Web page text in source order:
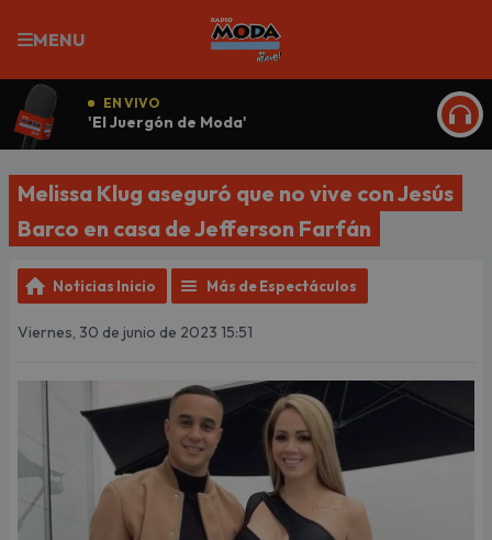
MENU
EN VIVO
'El Juergón de Moda'
Melissa Klug aseguró que no vive con Jesús
Barco en casa de Jefferson Farfán
Noticias Inicio Más de Espectáculos
Viernes, 30 de junio de 2023 15:51